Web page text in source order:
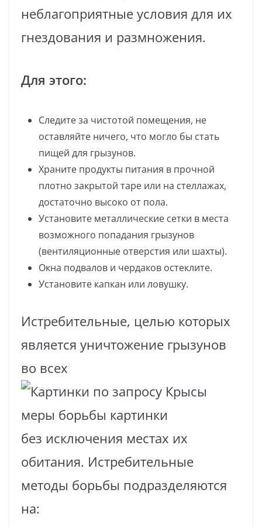
неблагоприятные условия для их
гнездования и размножения.
Для этого:
Следите за чистотой помещения, не
оставляйте ничего, что могло бы стать
пищей для грызунов.
Храните продукты питания в прочной
плотно закрытой таре или на стеллажах,
достаточно высоко от пола.
Установите металлические сетки в места
возможного попадания грызунов
(вентиляционные отверстия или шахты).
Окна подвалов и чердаков остеклите.
Установите капкан или ловушку.
Истребительные, целью которых
является уничтожение грызунов
во всех
без исключения местах их
обитания. Истребительные
методы борьбы подразделяются
на: